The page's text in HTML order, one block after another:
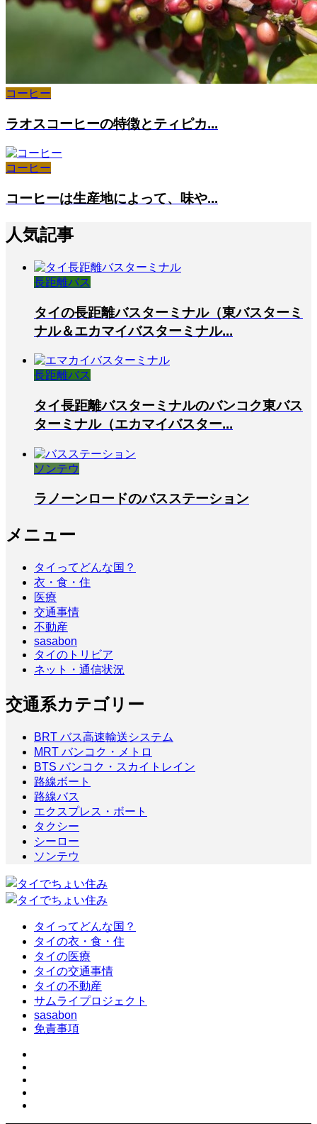
コーヒー
ラオスコーヒーの特徴とティピカ...
コーヒー
コーヒーは生産地によって、味や...
人気記事
長距離バス
タイの長距離バスターミナル（東バスターミ
ナル＆エカマイバスターミナル...
長距離バス
タイ長距離バスターミナルのバンコク東バス
ターミナル（エカマイバスター...
ソンテウ
ラノーンロードのバスステーション
メニュー
タイってどんな国？
衣・食・住
医療
交通事情
不動産
sasabon
タイのトリビア
ネット・通信状況
交通系カテゴリー
BRT バス高速輸送システム
MRT バンコク・メトロ
BTS バンコク・スカイトレイン
路線ボート
路線バス
エクスプレス・ボート
タクシー
シーロー
ソンテウ
タイってどんな国？
タイの衣・食・住
タイの医療
タイの交通事情
タイの不動産
サムライプロジェクト
sasabon
免責事項